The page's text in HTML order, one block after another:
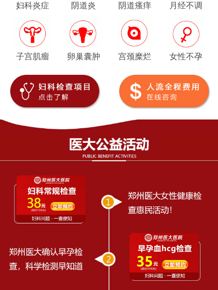
妇科炎症 阴道炎 阴道瘙痒 月经不调
子宫肌瘤 卵巢囊肿 宫颈糜烂 女性不孕